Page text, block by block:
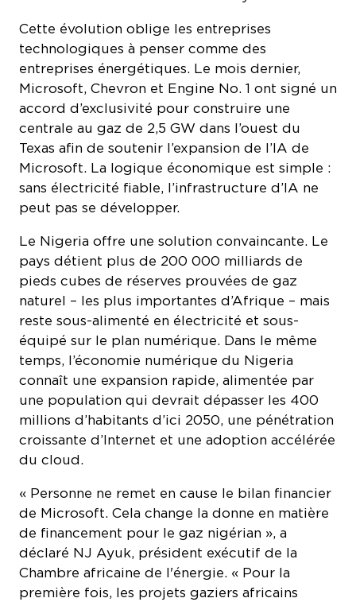
technologiques à penser comme des
entreprises énergétiques. Le mois dernier,
Microsoft, Chevron et Engine No. 1 ont signé un
accord d’exclusivité pour construire une
centrale au gaz de 2,5 GW dans l’ouest du
Texas afin de soutenir l’expansion de l’IA de
Microsoft. La logique économique est simple :
sans électricité fiable, l’infrastructure d’IA ne
peut pas se développer.
pays détient plus de 200 000 milliards de
pieds cubes de réserves prouvées de gaz
naturel – les plus importantes d’Afrique – mais
reste sous-alimenté en électricité et sous-
équipé sur le plan numérique. Dans le même
temps, l’économie numérique du Nigeria
connaît une expansion rapide, alimentée par
une population qui devrait dépasser les 400
millions d’habitants d’ici 2050, une pénétration
croissante d’Internet et une adoption accélérée
du cloud.
de Microsoft. Cela change la donne en matière
de financement pour le gaz nigérian », a
déclaré NJ Ayuk, président exécutif de la
Chambre africaine de l'énergie. « Pour la
première fois, les projets gaziers africains
peuvent potentiellement être financés par des